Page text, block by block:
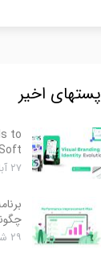
پستهای اخیر
to
۲۷ آبان ۱۴۰۴
۲۹ شهریور ۱۴۰۴